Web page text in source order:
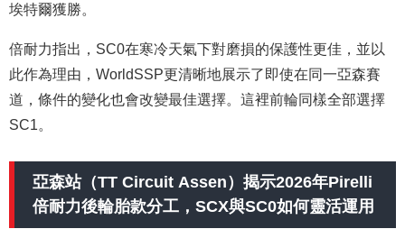
埃特爾獲勝。
倍耐力指出，SC0在寒冷天氣下對磨損的保護性更佳，並以
此作為理由，WorldSSP更清晰地展示了即使在同一亞森賽
道，條件的變化也會改變最佳選擇。這裡前輪同樣全部選擇
SC1。
亞森站（TT Circuit Assen）揭示2026年Pirelli
倍耐力後輪胎款分工，SCX與SC0如何靈活運用